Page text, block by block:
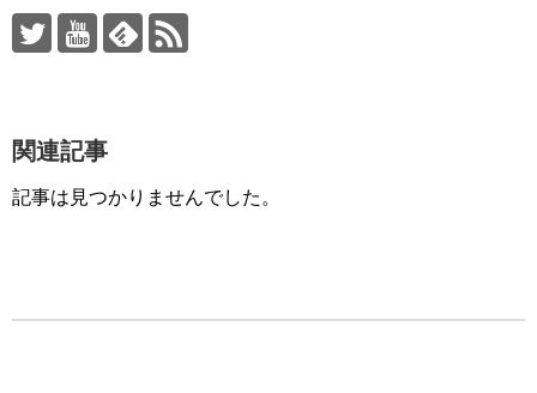
関連記事
記事は見つかりませんでした。